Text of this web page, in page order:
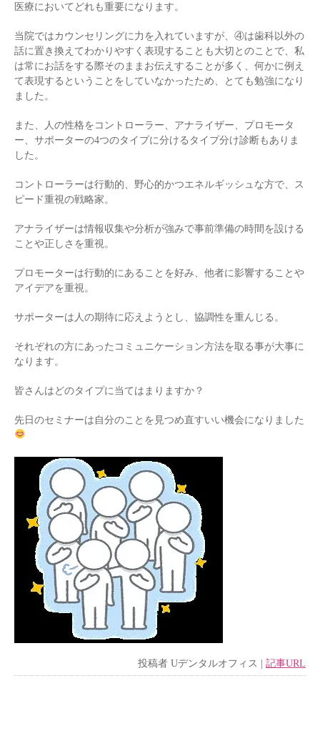
医療においてどれも重要になります。
当院ではカウンセリングに力を入れていますが、④は歯科以外の
話に置き換えてわかりやすく表現することも大切とのことで、私
は常にお話をする際そのままお伝えすることが多く、何かに例え
て表現するということをしていなかったため、とても勉強になり
ました。
また、人の性格をコントローラー、アナライザー、プロモータ
ー、サポーターの4つのタイプに分けるタイプ分け診断もありま
した。
コントローラーは行動的、野心的かつエネルギッシュな方で、ス
ピード重視の戦略家。
アナライザーは情報収集や分析が強みで事前準備の時間を設ける
ことや正しさを重視。
プロモーターは行動的にあることを好み、他者に影響することや
アイデアを重視。
サポーターは人の期待に応えようとし、協調性を重んじる。
それぞれの方にあったコミュニケーション方法を取る事が大事に
なります。
皆さんはどのタイプに当てはまりますか？
先日のセミナーは自分のことを見つめ直すいい機会になりました
投稿者 Uデンタルオフィス | 記事URL